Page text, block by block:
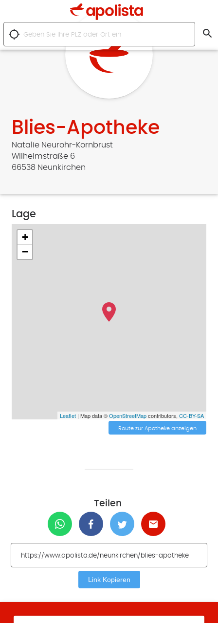
location_searching search
Blies-Apotheke
Natalie Neurohr-Kornbrust
Wilhelmstraße 6
66538 Neunkirchen
Lage
+
−
Leaflet| Map data ©OpenStreetMapcontributors, CC-BY-SA
Route zur Apotheke anzeigen
Teilen
Link Kopieren